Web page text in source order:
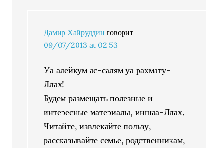
Дамир Хайруддин говорит
09/07/2013 at 02:53
Уа алейкум ас-салям уа рахмату-
Ллах!
Будем размещать полезные и
интересные материалы, иншаа-Ллах.
Читайте, извлекайте пользу,
рассказывайте семье, родственникам,